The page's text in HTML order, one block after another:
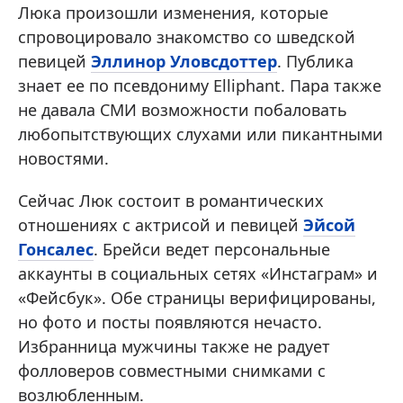
Люка произошли изменения, которые
спровоцировало знакомство со шведской
певицей Эллинор Уловсдоттер. Публика
знает ее по псевдониму Elliphant. Пара также
не давала СМИ возможности побаловать
любопытствующих слухами или пикантными
новостями.
Сейчас Люк состоит в романтических
отношениях с актрисой и певицей Эйсой
Гонсалес. Брейси ведет персональные
аккаунты в социальных сетях «Инстаграм» и
«Фейсбук». Обе страницы верифицированы,
но фото и посты появляются нечасто.
Избранница мужчины также не радует
фолловеров совместными снимками с
возлюбленным.